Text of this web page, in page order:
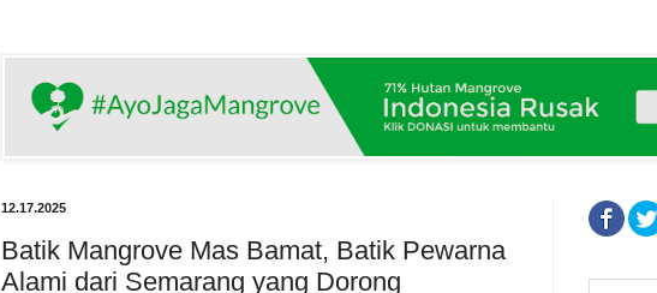
12.17.2025
Batik Mangrove Mas Bamat, Batik Pewarna
Alami dari Semarang yang Dorong